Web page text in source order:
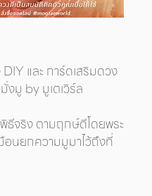
และ การ์ดเสริมดวง
งมู by มูเตเวิร์ล
ธีจริง ตามฤกษ์ดีโดยพระ
อนยกความมูมาไว้ถึงที่